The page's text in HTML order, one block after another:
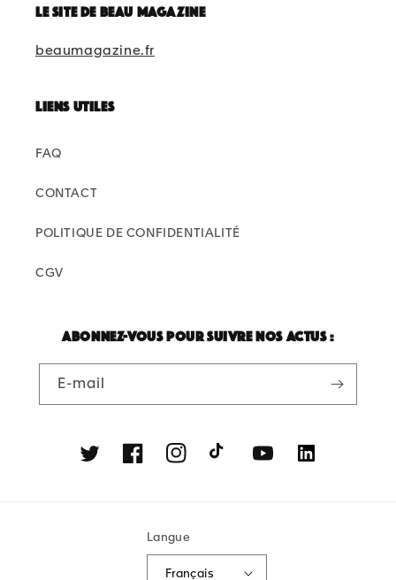
Le site de beau magazine
beaumagazine.fr
Liens utiles
FAQ
CONTACT
POLITIQUE DE CONFIDENTIALITÉ
CGV
Abonnez-vous pour suivre nos actus :
E-mail
Twitter FacebookInstagramTikTok YouTubeLinkedin
Langue
Français